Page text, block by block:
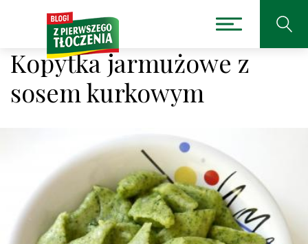
Kopytka jarmużowe z
sosem kurkowym